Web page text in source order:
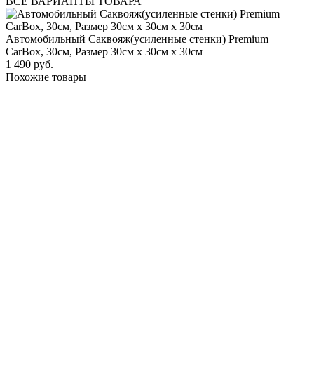
Автомобильный Саквояж(усиленные стенки) Premium
CarBox, 30см, Размер 30см х 30см х 30см
1 490 руб.
Похожие товары